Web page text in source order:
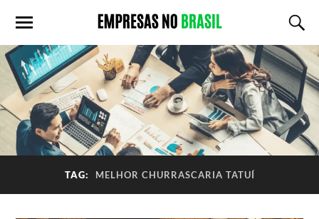
TAG: MELHOR CHURRASCARIA TATUÍ